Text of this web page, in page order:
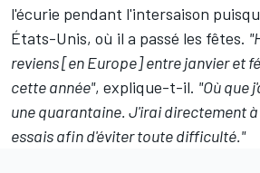
l'écurie pendant l'intersaison
États-Unis, où il a passé les fêtes.
reviens [en Europe] entre janvier et
cette année", explique-t-il. "Où que
une quarantaine. J'irai directement
essais afin d'éviter toute difficulté."